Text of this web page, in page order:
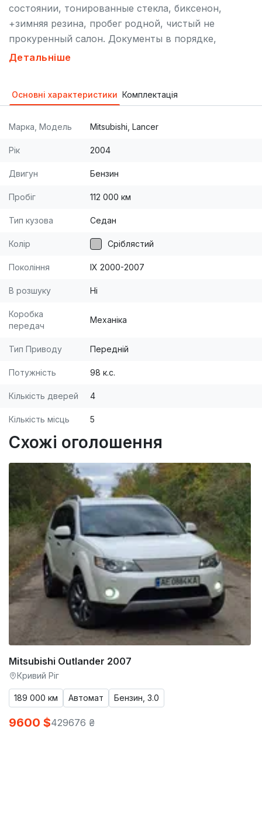
состоянии, тонированные стекла, биксенон,
+зимняя резина, пробег родной, чистый не
прокуренный салон. Документы в порядке,
первый владелец. БОЛЬШАЯ просьба
площадки и д.т. На все остальные вопросы с
личной встречи. Дополнительные фото салона
предоставляю!
Детальніше
Основні характеристики Комплектація
Марка, Модель Mitsubishi, Lancer
Рік 2004
Двигун Бензин
Пробіг 112 000 км
Тип кузова Седан
Колір Сріблястий
Покоління IX 2000-2007
В розшуку Ні
Коробка
передач
Механіка
Тип Приводу Передній
Потужність 98 к.с.
Кількість дверей 4
Кількість місць 5
Схожі оголошення
Mitsubishi Outlander 2007
Кривий Ріг
189 000 км Автомат Бензин, 3.0
9600 $429676 ₴